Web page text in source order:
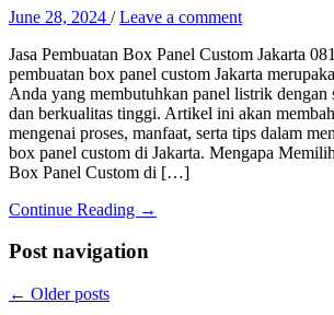
June 28, 2024 /Leave a comment
Jasa Pembuatan Box Panel Custom Jakarta
pembuatan box panel custom Jakarta
Anda yang membutuhkan panel listrik dengan
dan berkualitas tinggi. Artikel ini akan
mengenai proses, manfaat, serta tips dalam
box panel custom di Jakarta. Mengapa
Box Panel Custom di […]
Continue Reading →
Post navigation
← Older posts